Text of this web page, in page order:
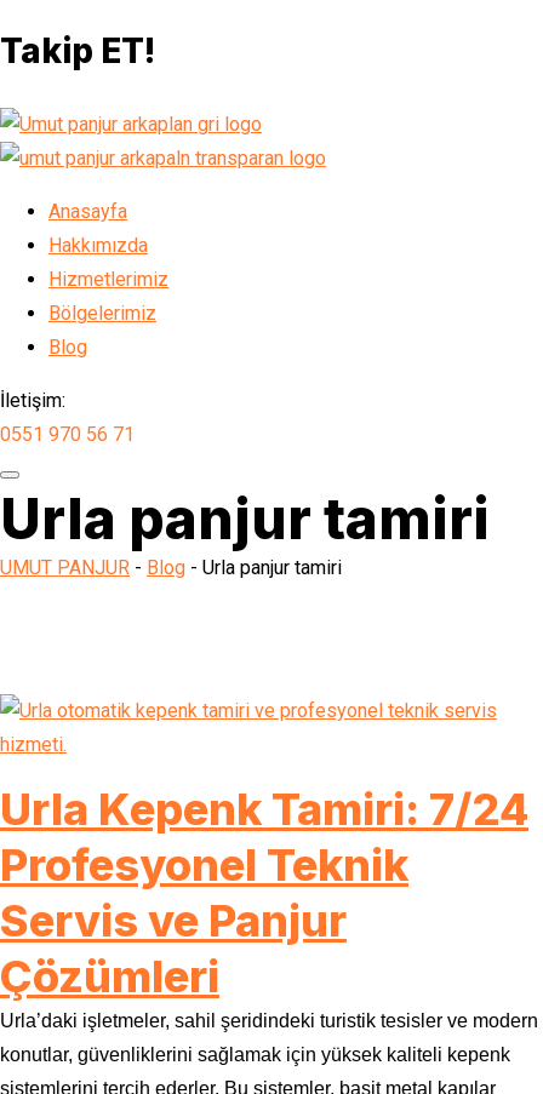
Takip ET!
Anasayfa
Hakkımızda
Hizmetlerimiz
Bölgelerimiz
Blog
İletişim:
0551 970 56 71
Urla panjur tamiri
UMUT PANJUR - Blog - Urla panjur tamiri
Urla Kepenk Tamiri: 7/24
Profesyonel Teknik
Servis ve Panjur
Çözümleri
Urla’daki işletmeler, sahil şeridindeki turistik tesisler ve modern
konutlar, güvenliklerini sağlamak için yüksek kaliteli kepenk
sistemlerini tercih ederler. Bu sistemler, basit metal kapılar